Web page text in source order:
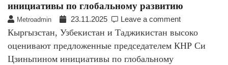
инициативы по глобальному развитию
Metroadmin 23.11.2025 Leave a comment
Кыргызстан, Узбекистан и Таджикистан высоко
оценивают предложенные председателем КНР Си
Цзиньпином инициативы по глобальному